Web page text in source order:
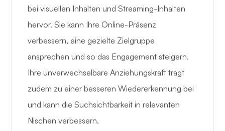
bei visuellen Inhalten und Streaming-Inhalten
hervor. Sie kann Ihre Online-Präsenz
verbessern, eine gezielte Zielgruppe
ansprechen und so das Engagement steigern.
Ihre unverwechselbare Anziehungskraft trägt
zudem zu einer besseren Wiedererkennung bei
und kann die Suchsichtbarkeit in relevanten
Nischen verbessern.